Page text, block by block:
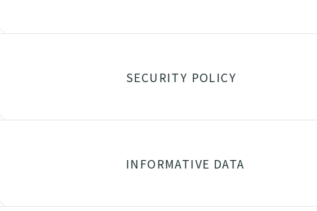
SECURITY POLICY
INFORMATIVE DATA